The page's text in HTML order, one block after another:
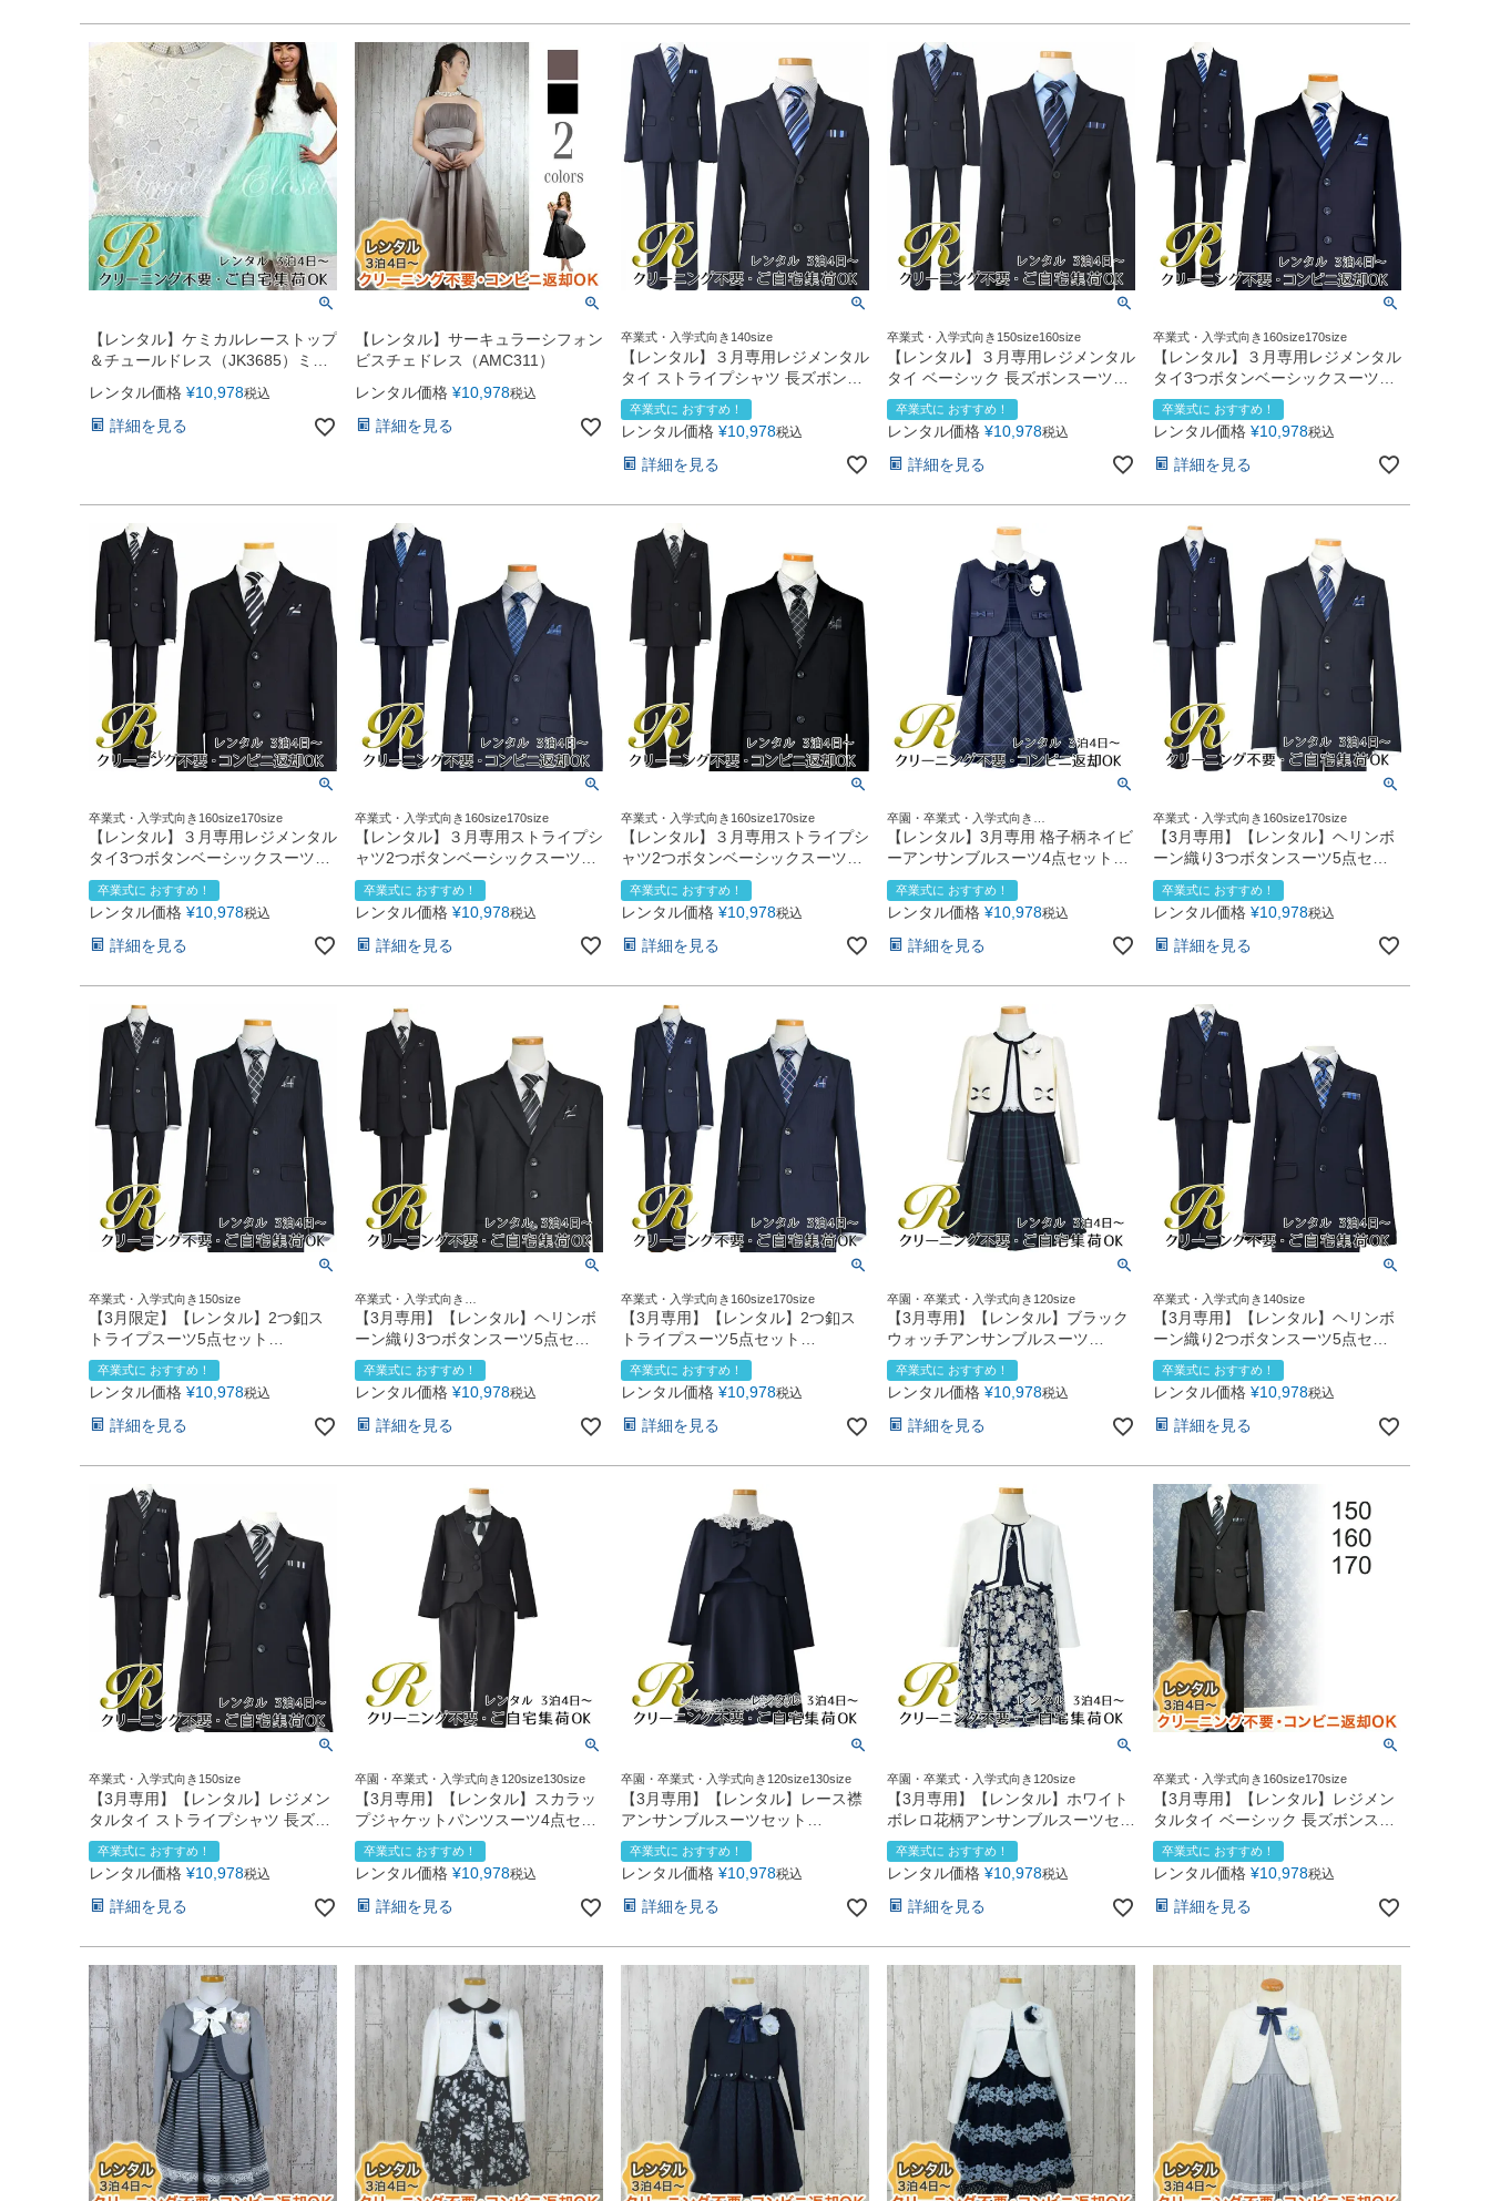
【レンタル】ケミカルレーストップ
＆チュールドレス（JK3685）ミン
レンタル価格 ¥10,978税込
詳細を見る
【レンタル】サーキュラーシフォン
ビスチェドレス（AMC311）
レンタル価格 ¥10,978税込
詳細を見る
卒業式・入学式向き140size
【レンタル】３月専用レジメンタル
タイ ストライプシャツ 長ズボンス
ーツ5点セット(CAT525610)ネイビ
ー
卒業式に おすすめ！
レンタル価格 ¥10,978税込
詳細を見る
卒業式・入学式向き150size160size
【レンタル】３月専用レジメンタル
タイ ベーシック 長ズボンスーツ5
点セット（CAT595602）ネイビー
卒業式に おすすめ！
レンタル価格 ¥10,978税込
詳細を見る
卒業式・入学式向き160size170size
【レンタル】３月専用レジメンタル
タイ3つボタンベーシックスーツ4
点セット(CAT555611) ネイビー
卒業式に おすすめ！
レンタル価格 ¥10,978税込
詳細を見る
卒業式・入学式向き160size170size
【レンタル】３月専用レジメンタル
タイ3つボタンベーシックスーツ4
点セット(CAT555611) ブラック
卒業式に おすすめ！
レンタル価格 ¥10,978税込
詳細を見る
卒業式・入学式向き160size170size
【レンタル】３月専用ストライプシ
ャツ2つボタンベーシックスーツ4
点セット(CAT555610) ネイビー
卒業式に おすすめ！
レンタル価格 ¥10,978税込
詳細を見る
卒業式・入学式向き160size170size
【レンタル】３月専用ストライプシ
ャツ2つボタンベーシックスーツ4
点セット(CAT555610) ブラック
卒業式に おすすめ！
レンタル価格 ¥10,978税込
詳細を見る
卒園・卒業式・入学式向き
110size120size130size
【レンタル】3月専用 格子柄ネイビ
ーアンサンブルスーツ4点セット
（CAT819301） ネイビー
卒業式に おすすめ！
レンタル価格 ¥10,978税込
詳細を見る
卒業式・入学式向き160size170size
【3月専用】【レンタル】ヘリンボ
ーン織り3つボタンスーツ5点セッ
ト(CAT545611)ネイビー
卒業式に おすすめ！
レンタル価格 ¥10,978税込
詳細を見る
卒業式・入学式向き150size
【3月限定】【レンタル】2つ釦ス
トライプスーツ5点セット
(CAT545610)ブラック
卒業式に おすすめ！
レンタル価格 ¥10,978税込
詳細を見る
卒業式・入学式向き
140size150size160size170size
【3月専用】【レンタル】ヘリンボ
ーン織り3つボタンスーツ5点セッ
ト(CAT545611)ブラック
卒業式に おすすめ！
レンタル価格 ¥10,978税込
詳細を見る
卒業式・入学式向き160size170size
【3月専用】【レンタル】2つ釦ス
トライプスーツ5点セット
(CAT545610)ネイビー
卒業式に おすすめ！
レンタル価格 ¥10,978税込
詳細を見る
卒園・卒業式・入学式向き120size
【3月専用】【レンタル】ブラック
ウォッチアンサンブルスーツ
(CAT447367)ネイビー
卒業式に おすすめ！
レンタル価格 ¥10,978税込
詳細を見る
卒業式・入学式向き140size
【3月専用】【レンタル】ヘリンボ
ーン織り2つボタンスーツ5点セッ
ト(CAT525611)ネイビー
卒業式に おすすめ！
レンタル価格 ¥10,978税込
詳細を見る
卒業式・入学式向き150size
【3月専用】【レンタル】レジメン
タルタイ ストライプシャツ 長ズボ
ンスーツ5点セット(CAT525610)ブ
ラック
卒業式に おすすめ！
レンタル価格 ¥10,978税込
詳細を見る
卒園・卒業式・入学式向き120size130size
【3月専用】【レンタル】スカラッ
プジャケットパンツスーツ4点セッ
ト(CAT437310)ブラック
卒業式に おすすめ！
レンタル価格 ¥10,978税込
詳細を見る
卒園・卒業式・入学式向き120size130size
【3月専用】【レンタル】レース襟
アンサンブルスーツセット
(CAT137350)ネイビー
卒業式に おすすめ！
レンタル価格 ¥10,978税込
詳細を見る
卒園・卒業式・入学式向き120size
【3月専用】【レンタル】ホワイト
ボレロ花柄アンサンブルスーツセッ
ト(AST337901)ネイビー
卒業式に おすすめ！
レンタル価格 ¥10,978税込
詳細を見る
卒業式・入学式向き160size170size
【3月専用】【レンタル】レジメン
タルタイ ベーシック 長ズボンスー
ツ5点セット（CAT595602）
卒業式に おすすめ！
レンタル価格 ¥10,978税込
詳細を見る